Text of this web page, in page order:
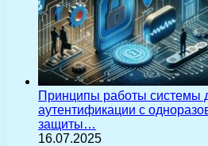
Принципы работы системы
аутентификации с
защиты…
16.07.2025